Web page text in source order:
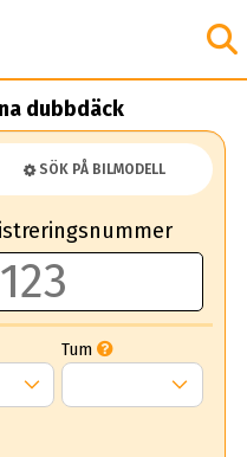
dubbdäck
SÖK PÅ BILMODELL
Tum